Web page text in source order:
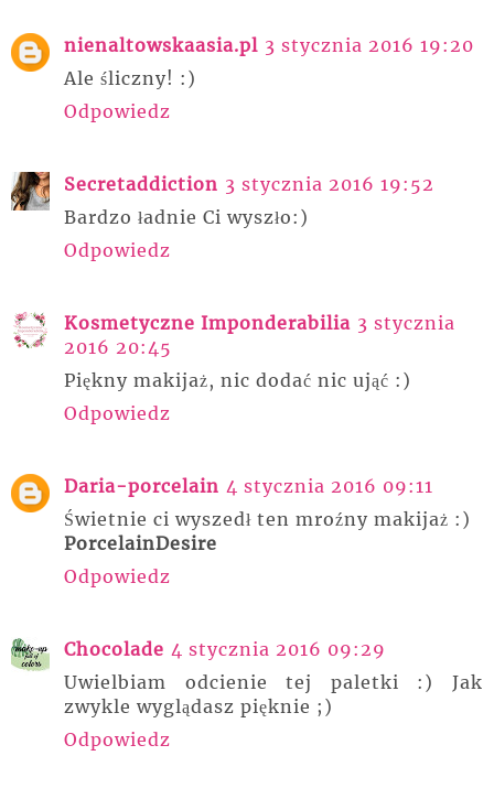
nienaltowskaasia.pl 3 stycznia 2016 19:20
Ale śliczny! :)
Odpowiedz
Secretaddiction 3 stycznia 2016 19:52
Bardzo ładnie Ci wyszło:)
Odpowiedz
Kosmetyczne Imponderabilia 3 stycznia
2016 20:45
Piękny makijaż, nic dodać nic ująć :)
Odpowiedz
Daria-porcelain 4 stycznia 2016 09:11
Świetnie ci wyszedł ten mroźny makijaż :)
PorcelainDesire
Odpowiedz
Chocolade 4 stycznia 2016 09:29
Uwielbiam odcienie tej paletki :) Jak
zwykle wyglądasz pięknie ;)
Odpowiedz